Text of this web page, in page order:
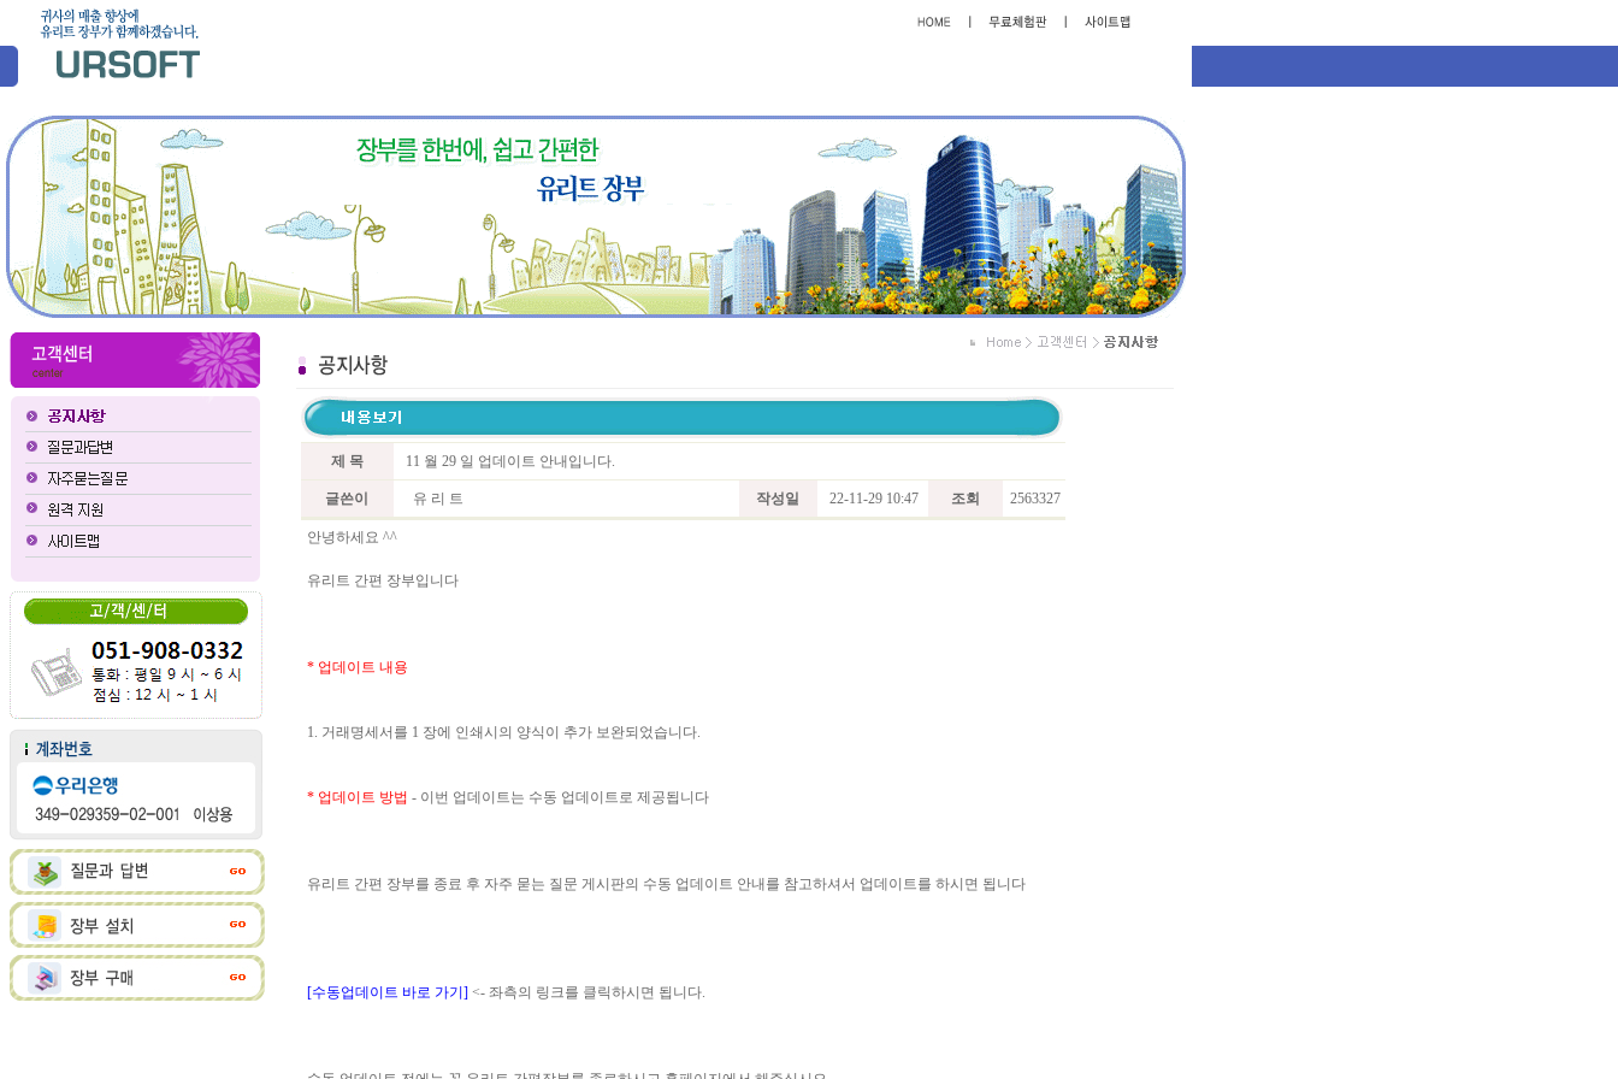
제 목 11 월 29 일 업데이트 안내입니다.
글쓴이 유 리 트 작성일 22-11-29 10:47 조회 2563327
안녕하세요 ^^
유리트 간편 장부입니다
* 업데이트 내용
1. 거래명세서를 1 장에 인쇄시의 양식이 추가 보완되었습니다.
* 업데이트 방법 - 이번 업데이트는 수동 업데이트로 제공됩니다
유리트 간편 장부를 종료 후 자주 묻는 질문 게시판의 수동 업데이트 안내를 참고하셔서 업데이트를 하시면 됩니다
[수동업데이트 바로 가기] <- 좌측의 링크를 클릭하시면 됩니다.